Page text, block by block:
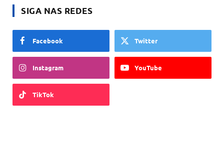
SIGA NAS REDES
Facebook Twitter
Instagram YouTube
TikTok